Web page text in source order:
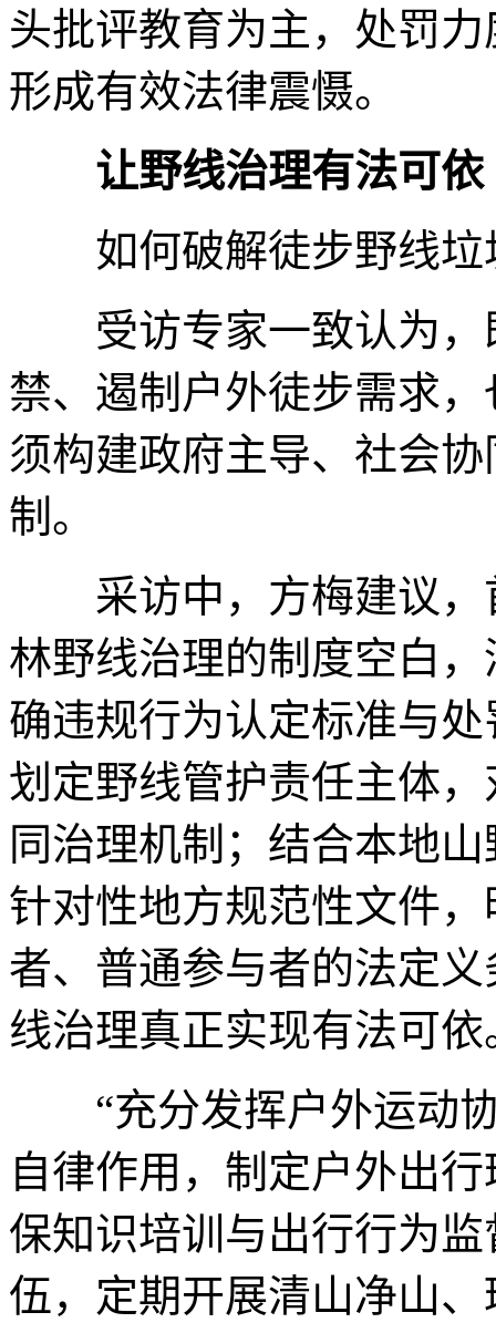
头批评教育为主，处罚
形成有效法律震慑。
让野线治理有法可依
如何破解徒步野线垃
受访专家一致认为，
禁、遏制户外徒步需求
须构建政府主导、社会
制。
采访中，方梅建议，
林野线治理的制度空白
确违规行为认定标准与
划定野线管护责任主体
同治理机制；结合本地
针对性地方规范性文件
者、普通参与者的法定
线治理真正实现有法可依
“充分发挥户外运动协
自律作用，制定户外出
保知识培训与出行行为
伍，定期开展清山净山